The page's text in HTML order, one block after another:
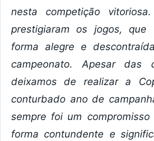
nesta competição
prestigiaram os jogos, que
forma alegre e
campeonato. Apesar das
deixamos de realizar a
conturbado ano de
sempre foi um
forma contundente e